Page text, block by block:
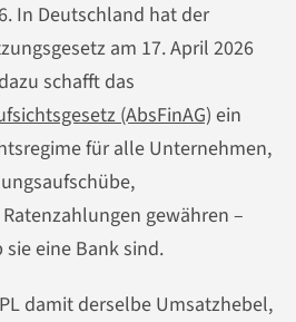
In Deutschland hat der
am 17. April 2026
schafft das
(AbsFinAG) ein
für alle Unternehmen,
gewähren –
eine Bank sind.
damit derselbe Umsatzhebel,